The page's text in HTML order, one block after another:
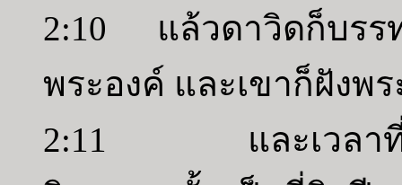
2:10 แล้วดาวิดก็บรร
พระองค์ และเขาก็ฝังพ
2:11 และเวลาที่ดา